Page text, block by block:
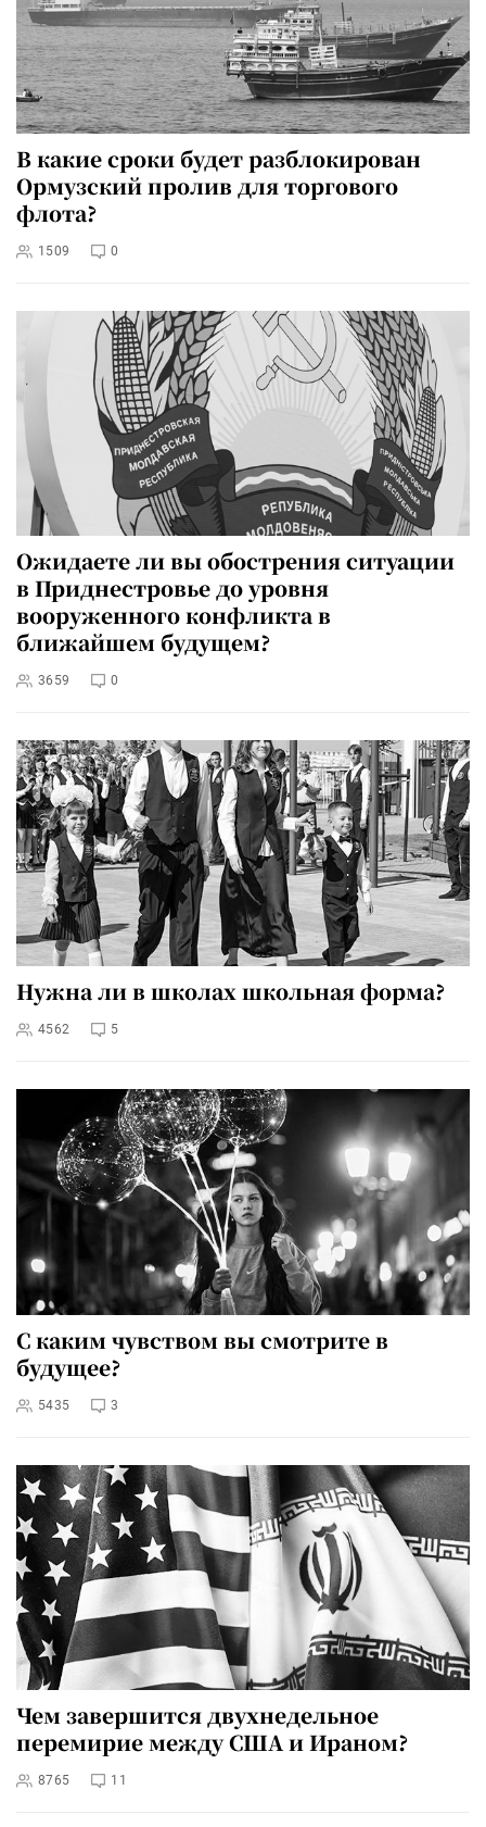
В какие сроки будет разблокирован
Ормузский пролив для торгового
флота?
1509 0
Ожидаете ли вы обострения ситуации
в Приднестровье до уровня
вооруженного конфликта в
ближайшем будущем?
3659 0
Нужна ли в школах школьная форма?
4562 5
С каким чувством вы смотрите в
будущее?
5435 3
Чем завершится двухнедельное
перемирие между США и Ираном?
8765 11